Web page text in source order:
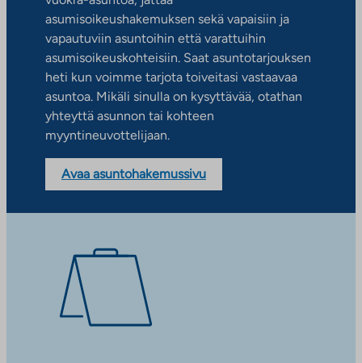
asumisoikeushakemuksen sekä vapaisiin ja
vapautuviin asuntoihin että varattuihin
asumisoikeuskohteisiin. Saat asuntotarjouksen
heti kun voimme tarjota toiveitasi vastaavaa
asuntoa. Mikäli sinulla on kysyttävää, otathan
yhteyttä asunnon tai kohteen
myyntineuvottelijaan.
Avaa asuntohakemussivu